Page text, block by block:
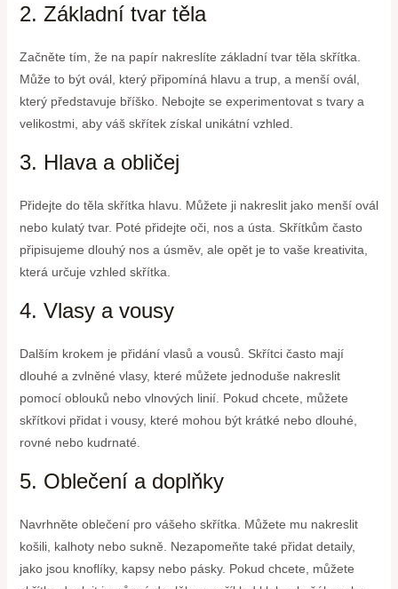
2. Základní tvar těla
Začněte tím, že na papír nakreslíte základní tvar těla skřítka.
Může to být ovál, který připomíná hlavu a trup, a menší ovál,
který představuje bříško. Nebojte se experimentovat s tvary a
velikostmi, aby váš skřítek získal unikátní vzhled.
3. Hlava a obličej
Přidejte do těla skřítka hlavu. Můžete ji nakreslit jako menší ovál
nebo kulatý tvar. Poté přidejte oči, nos a ústa. Skřítkům často
připisujeme dlouhý nos a úsměv, ale opět je to vaše kreativita,
která určuje vzhled skřítka.
4. Vlasy a vousy
Dalším krokem je přidání vlasů a vousů. Skřítci často mají
dlouhé a zvlněné vlasy, které můžete jednoduše nakreslit
pomocí oblouků nebo vlnových linií. Pokud chcete, můžete
skřítkovi přidat i vousy, které mohou být krátké nebo dlouhé,
rovné nebo kudrnaté.
5. Oblečení a doplňky
Navrhněte oblečení pro vášeho skřítka. Můžete mu nakreslit
košili, kalhoty nebo sukně. Nezapomeňte také přidat detaily,
jako jsou knoflíky, kapsy nebo pásky. Pokud chcete, můžete